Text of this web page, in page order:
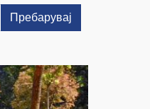
Пребарувај